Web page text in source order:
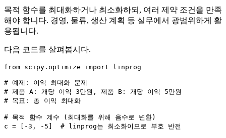
목적 함수를 최대화하거나 최소화하되, 여러 제약 조건을 만족
해야 합니다. 경영, 물류, 생산 계획 등 실무에서 광범위하게 활
용됩니다.
다음 코드를 살펴봅시다.
from scipy.optimize import linprog
# 예제: 이익 최대화 문제
# 제품 A: 개당 이익 3만원, 제품 B: 개당 이익 5만원
# 목표: 총 이익 최대화
# 목적 함수 계수 (최대화를 위해 음수로 변환)
c = [-3 , - 5 # linprog는 최소화이므로 부호 반전